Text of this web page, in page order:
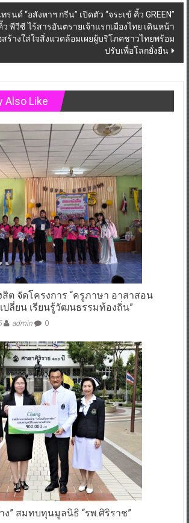
ทรนด์ “อสังหาฯ กรีน” เปิดตัว “จระเข้ คิ้ว GREEN”
ว พีวีซี ไร้สารอันตรายเจ้าแรกเมืองไทย เดินหน้า
ร้างใส่ใจสิ่งแวดล้อมเผยผู้บริโภคชาวไทยพร้อม
ปรับเพื่อโลกยั่งยืน
Also Like
ต จัดโครงการ “ครูภาษา อาสาสอน
ปลี่ยน เรียนรู้วัฒนธรรมท้องถิ่น”
admin 0
ง” สมทบทุนมูลนิธิ “รพ.ศิริราช”